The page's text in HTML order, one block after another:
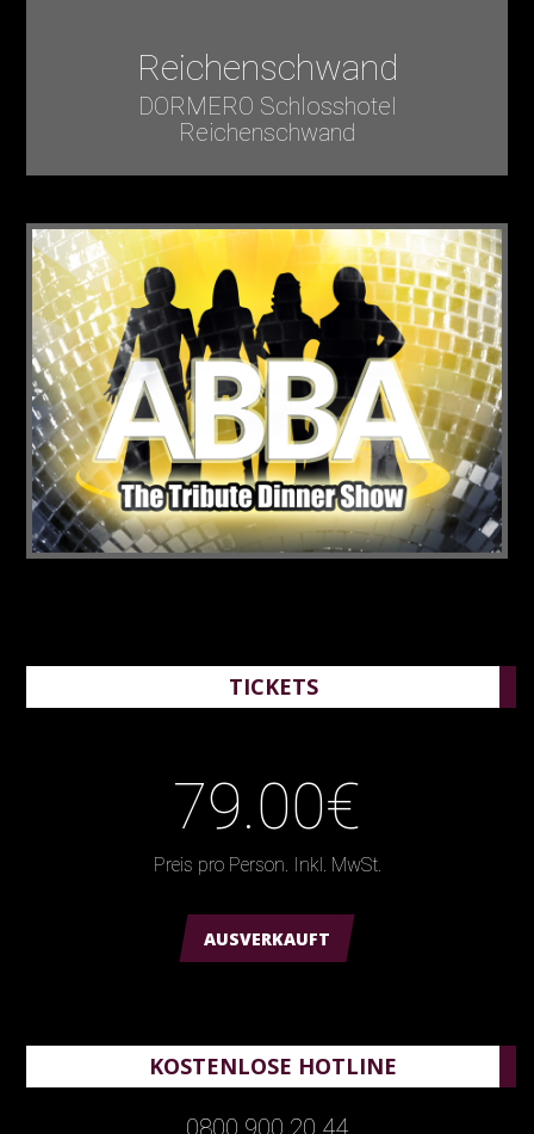
Reichenschwand
DORMERO Schlosshotel
Reichenschwand
TICKETS
79.00€
Preis pro Person. Inkl. MwSt.
AUSVERKAUFT
KOSTENLOSE HOTLINE
0800 900 20 44